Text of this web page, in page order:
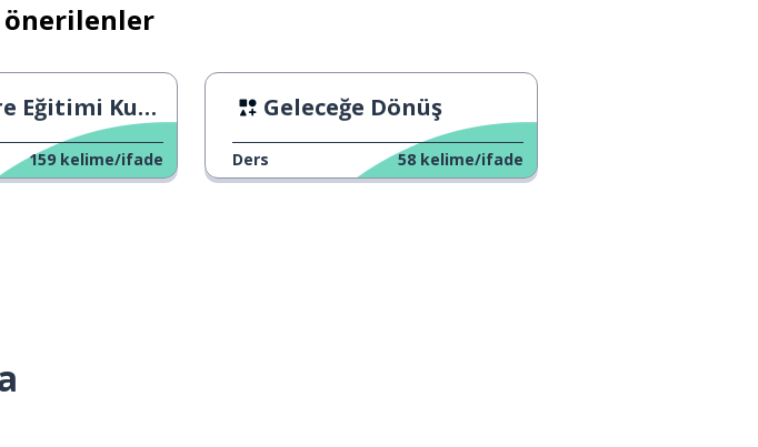
önerilenler
Kulübü
159 kelime/ifade
Geleceğe Dönüş
Ders 58 kelime/ifade